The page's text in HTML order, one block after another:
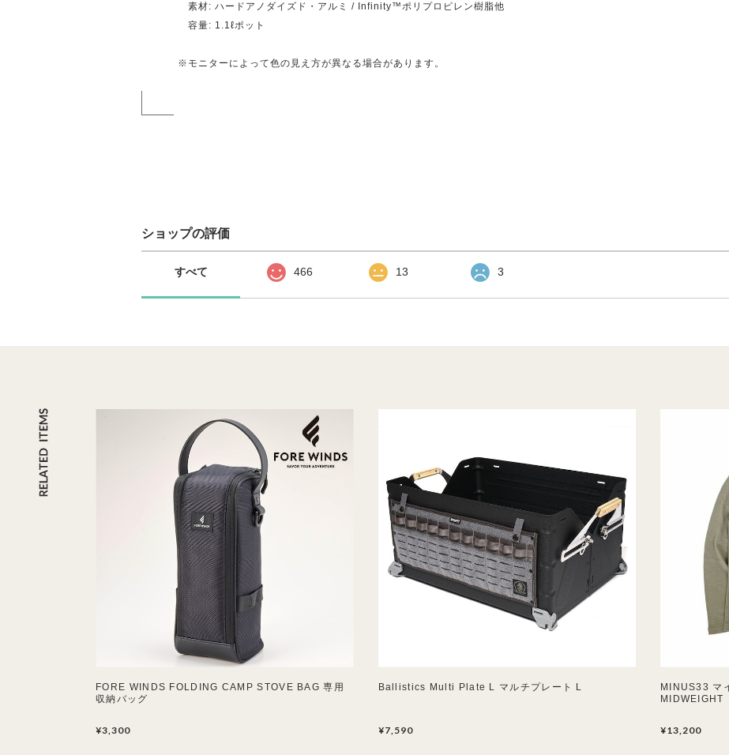
素材: ハードアノダイズド・アルミ / Infinity™ポリプロピレン樹脂他
容量: 1.1ℓポット
※モニターによって色の見え方が異なる場合があります。
ショップの評価
すべて 466 13 3
FORE WINDS FOLDING CAMP STOVE BAG 専用
収納バッグ
¥3,300
Ballistics Multi Plate L マルチプレート L
¥7,590
MINUS33 マ
MIDWEIGHT
¥13,200